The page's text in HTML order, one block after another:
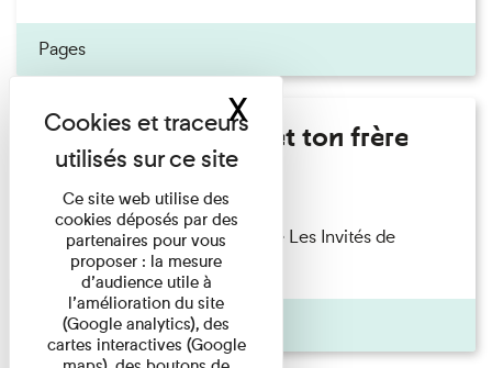
Pages
Marie Cosnay - Toi et ton frère
Lecture
Marie Cosnay — Toi et ton frère Les Invités de
l'Imprimerie n°10 À ...
Pages
Ce site web utilise des
cookies déposés par des
partenaires pour vous
proposer : la mesure
d’audience utile à
l’amélioration du site
(Google analytics), des
cartes interactives (Google
XMasquer le